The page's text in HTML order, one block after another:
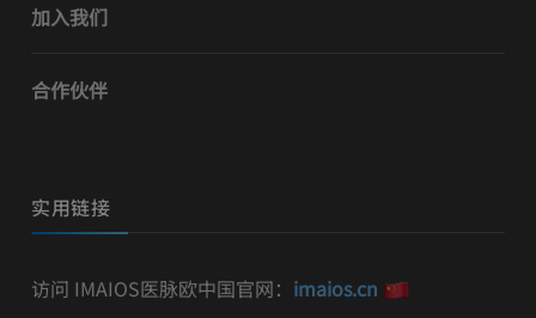
加入我们
合作伙伴
实用链接
访问 IMAIOS医脉欧中国官网： imaios.cn